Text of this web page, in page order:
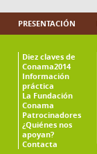
PRESENTACIÓN
Diez claves de
Conama2014
Información
práctica
La Fundación
Conama
Patrocinadores
¿Quiénes nos
apoyan?
Contacta